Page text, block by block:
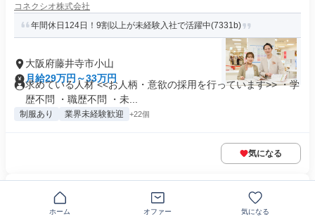
コネクシオ株式会社
年間休日124日！9割以上が未経験入社で活躍中(7331b)
大阪府藤井寺市小山
月給29万円～33万円
求めている人材 <<お人柄・意欲の採用を行っています>> ・学
歴不問 ・職歴不問 ・未...
制服あり 業界未経験歓迎 +22個
気になる
個別指導教室のエリアマネージャー候補(総合職)
ホーム オファー 気になる